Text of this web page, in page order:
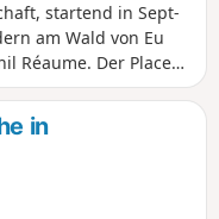
startend in Sept-
am Wald von Eu
Réaume. Der Place
und wir kehren nach
der Yères.
in